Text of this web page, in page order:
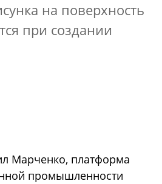
на поверхность
при создании
Марченко, платформа
промышленности